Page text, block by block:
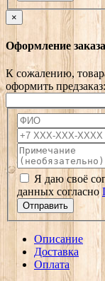
×
Оформление заказа
К сожалению,
оформить предзаказ:
Я даю своё
данных согласно
Отправить
Описание
Доставка
Оплата